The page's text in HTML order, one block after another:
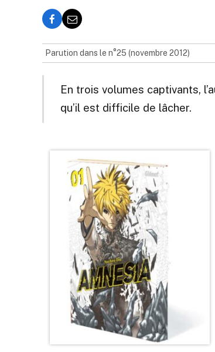
Parution dans le n°25 (novembre 2012)
En trois volumes captivants,
qu’il est difficile de lâcher.